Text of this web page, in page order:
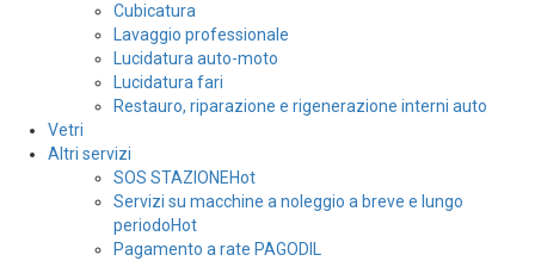
Cubicatura
Lavaggio professionale
Lucidatura auto-moto
Lucidatura fari
Restauro, riparazione e rigenerazione interni auto
Vetri
Altri servizi
SOS STAZIONEHot
Servizi su macchine a noleggio a breve e lungo
periodoHot
Pagamento a rate PAGODIL